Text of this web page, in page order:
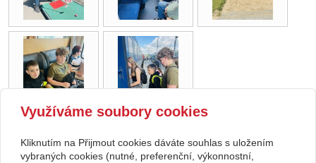
Copyright © 2026 Základní škola, Korytná, okres Uherské Hradiště, příspěvková
Využíváme soubory cookies
Kliknutím na Přijmout cookies dáváte souhlas s uložením
vybraných cookies (nutné, preferenční, výkonnostní,